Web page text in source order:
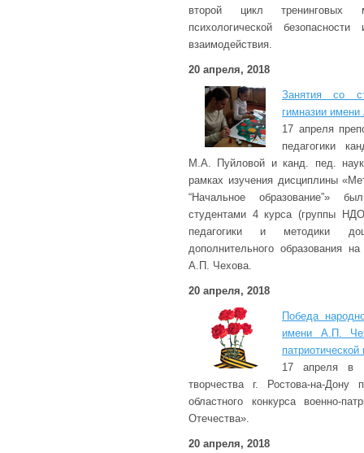
второй цикл тренинговых
психологической
взаимодействия.
20 апреля, 2018
Занятия со
гимназии
17 апреля
педагогики
М.А. Пуйловой и канд. пед.
рамках изучения дисциплины
“Начальное образование”»
студентами 4 курса (группы
педагогики и методики
дополнительного образования
А.П. Чехова.
20 апреля, 2018
Победа
имени А.П.
17 апреля в
творчества г. Ростова-на-
областного конкурса военно-
Отечества».
20 апреля, 2018